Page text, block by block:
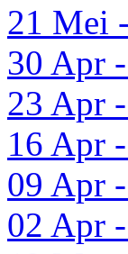
21 Mei
30 Apr
23 Apr
16 Apr
09 Apr
02 Apr